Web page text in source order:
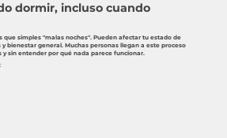
dormir, incluso cuando
que simples "malas noches". Pueden afectar tu estado de
bienestar general. Muchas personas llegan a este proceso
sin entender por qué nada parece funcionar.